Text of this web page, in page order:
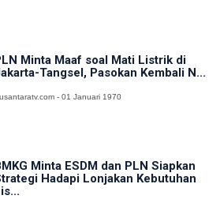
Minta Maaf soal Mati Listrik di
Tangsel, Pasokan Kembali N...
- 01 Januari 1970
Minta ESDM dan PLN Siapkan
Hadapi Lonjakan Kebutuhan